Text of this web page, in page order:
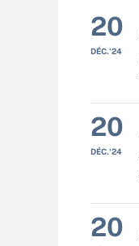
20
DÉC.'24
20
DÉC.'24
20